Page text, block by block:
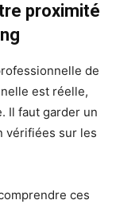
proximité
de
est réelle,
Il faut garder un
vérifiées sur les
ces